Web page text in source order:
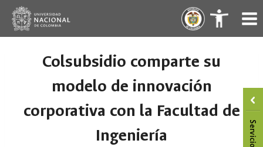
Saltar
contenido
. .
Colsubsidio comparte su
modelo de innovación
corporativa con la Facultad de
Ingeniería